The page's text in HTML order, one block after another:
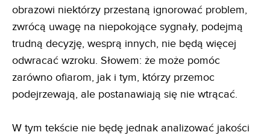
obrazowi niektórzy przestaną ignorować problem,
zwrócą uwagę na niepokojące sygnały, podejmą
trudną decyzję, wesprą innych, nie będą więcej
odwracać wzroku. Słowem: że może pomóc
zarówno ofiarom, jak i tym, którzy przemoc
podejrzewają, ale postanawiają się nie wtrącać.
W tym tekście nie będę jednak analizować jakości